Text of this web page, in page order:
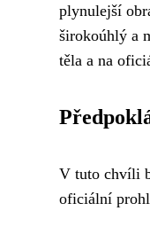
plynulejší
širokoúhlý a
těla a na
V tuto chvíli
oficiální